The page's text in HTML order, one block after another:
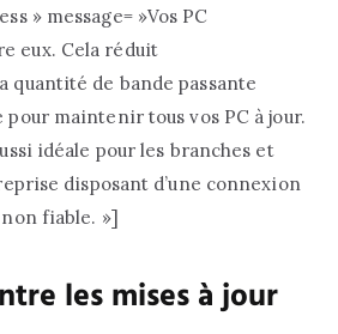
» message= »Vos PC
eux. Cela réduit
quantité de bande passante
maintenir tous vos PC à jour.
idéale pour les branches et
disposant d’une connexion
fiable. »]
les mises à jour